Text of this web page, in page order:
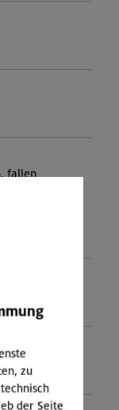
fallen
zu
der Seite